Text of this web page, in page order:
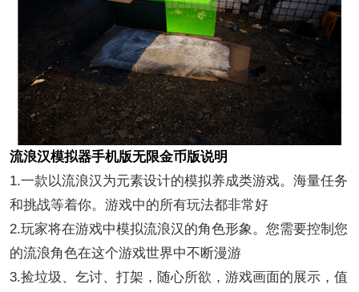
流浪汉模拟器手机版无限金币版说明
1.一款以流浪汉为元素设计的模拟养成类游戏。海量任务
和挑战等着你。游戏中的所有玩法都非常好
2.玩家将在游戏中模拟流浪汉的角色形象。您需要控制您
的流浪角色在这个游戏世界中不断漫游
3.捡垃圾、乞讨、打架，随心所欲，游戏画面的展示，值